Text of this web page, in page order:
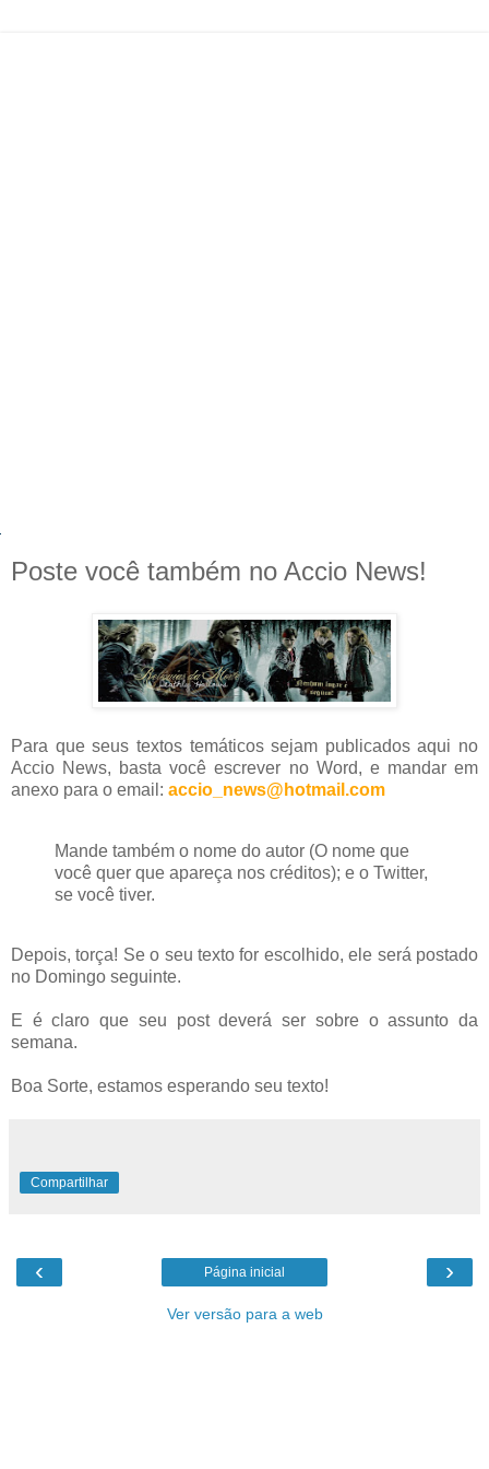
Poste você também no Accio News!
Para que seus textos temáticos sejam publicados aqui no
Accio News, basta você escrever no Word, e mandar em
anexo para o email: accio_news@hotmail.com
Mande também o nome do autor (O nome que
você quer que apareça nos créditos); e o Twitter,
se você tiver.
Depois, torça! Se o seu texto for escolhido, ele será postado
no Domingo seguinte.
E é claro que seu postdeverá ser sobre o assunto da
semana.
Boa Sorte, estamos esperando seu texto!
Compartilhar
‹ ›
Página inicial
Ver versão para a web